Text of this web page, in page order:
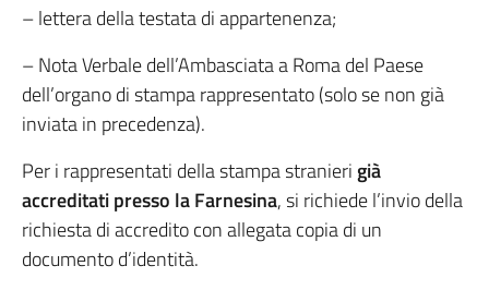
– lettera della testata di appartenenza;
– Nota Verbale dell’Ambasciata a Roma del Paese
dell’organo di stampa rappresentato (solo se non già
inviata in precedenza).
Per i rappresentati della stampa stranieri già
accreditati presso la Farnesina, si richiede l’invio della
richiesta di accredito con allegata copia di un
documento d’identità.